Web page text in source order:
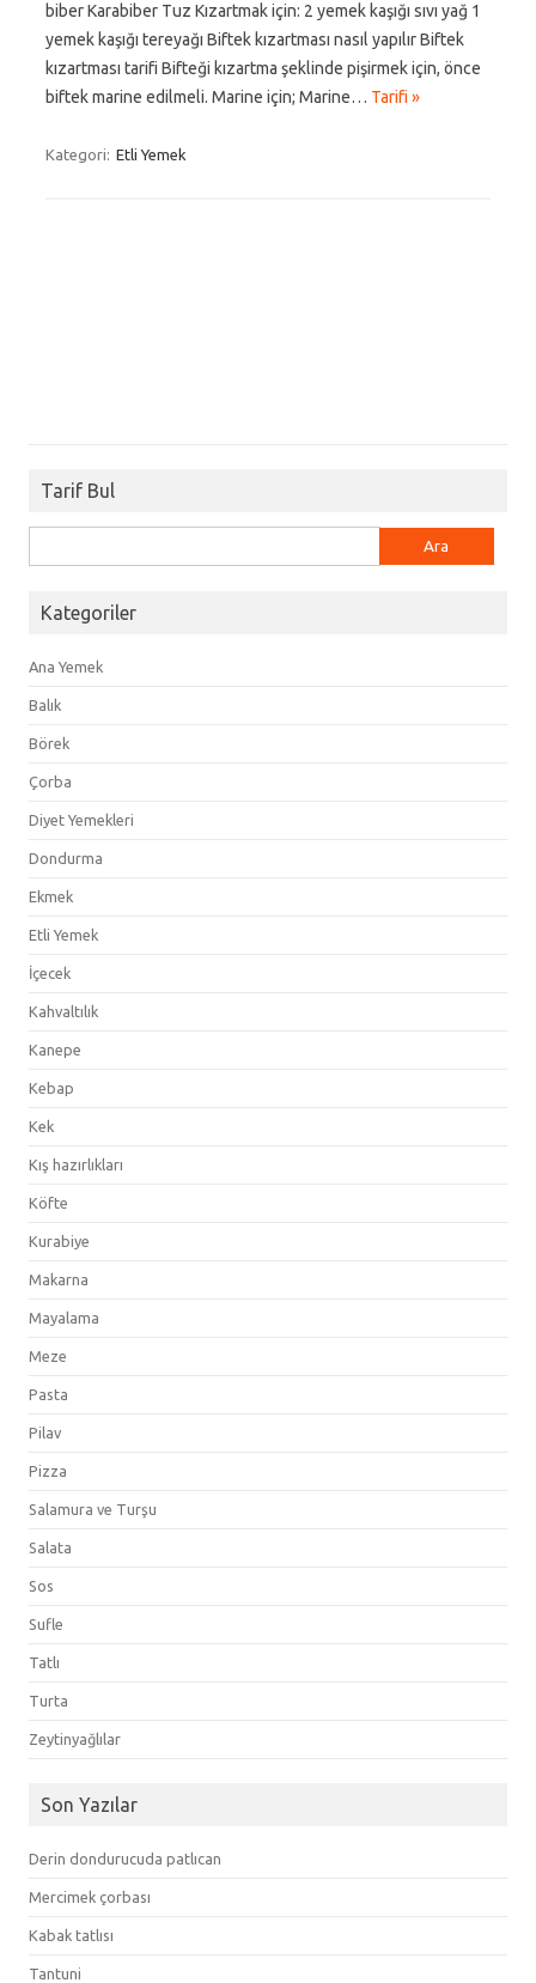
biber Karabiber Tuz Kızartmak için: 2 yemek kaşığı sıvı yağ 1
yemek kaşığı tereyağı Biftek kızartması nasıl yapılır Biftek
kızartması tarifi Bifteği kızartma şeklinde pişirmek için, önce
biftek marine edilmeli. Marine için; Marine… Tarifi »
Kategori: Etli Yemek
Tarif Bul
Kategoriler
Ana Yemek
Balık
Börek
Çorba
Diyet Yemekleri
Dondurma
Ekmek
Etli Yemek
İçecek
Kahvaltılık
Kanepe
Kebap
Kek
Kış hazırlıkları
Köfte
Kurabiye
Makarna
Mayalama
Meze
Pasta
Pilav
Pizza
Salamura ve Turşu
Salata
Sos
Sufle
Tatlı
Turta
Zeytinyağlılar
Son Yazılar
Derin dondurucuda patlıcan
Mercimek çorbası
Kabak tatlısı
Tantuni